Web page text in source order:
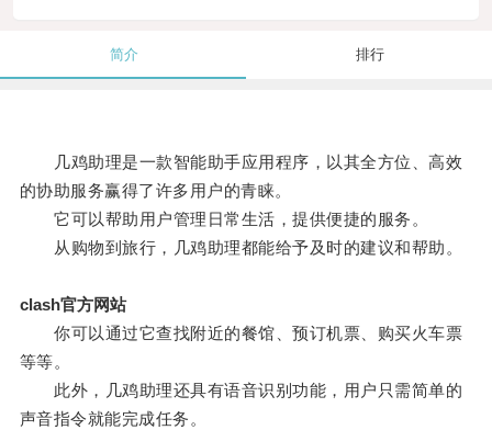
简介 排行
几鸡助理是一款智能助手应用程序，以其全方位、高效
的协助服务赢得了许多用户的青睐。
它可以帮助用户管理日常生活，提供便捷的服务。
从购物到旅行，几鸡助理都能给予及时的建议和帮助。
clash官方网站
你可以通过它查找附近的餐馆、预订机票、购买火车票
等等。
此外，几鸡助理还具有语音识别功能，用户只需简单的
声音指令就能完成任务。